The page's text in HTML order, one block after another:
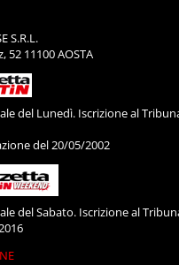
S.R.L.
52 11100 AOSTA
del Lunedì. Iscrizione al
del 20/05/2002
del Sabato. Iscrizione al